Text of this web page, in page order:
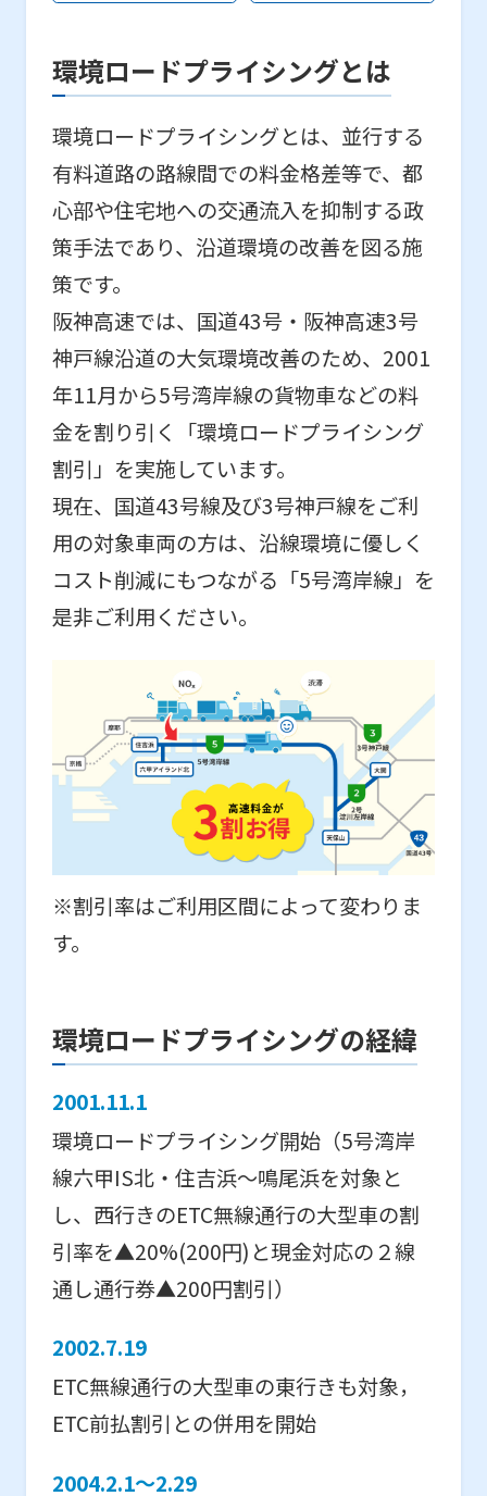
環境ロードプライシングとは
環境ロードプライシングとは、並行する
有料道路の路線間での料金格差等で、都
心部や住宅地への交通流入を抑制する政
策手法であり、沿道環境の改善を図る施
策です。
阪神高速では、国道43号・阪神高速3号
神戸線沿道の大気環境改善のため、2001
年11月から5号湾岸線の貨物車などの料
金を割り引く「環境ロードプライシング
割引」を実施しています。
現在、国道43号線及び3号神戸線をご利
用の対象車両の方は、沿線環境に優しく
コスト削減にもつながる「5号湾岸線」を
是非ご利用ください。
※割引率はご利用区間によって変わりま
す。
環境ロードプライシングの経緯
2001.11.1
環境ロードプライシング開始（5号湾岸
線六甲IS北・住吉浜～鳴尾浜を対象と
し、西行きのETC無線通行の大型車の割
引率を▲20%(200円)と現金対応の２線
通し通行券▲200円割引）
2002.7.19
ETC無線通行の大型車の東行きも対象，
ETC前払割引との併用を開始
2004.2.1～2.29